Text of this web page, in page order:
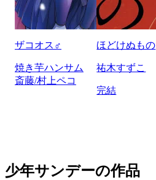
ザコオス♂
焼き芋ハンサム
斎藤/村上ペコ
ほどけぬもの
祐木すずこ
完結
少年サンデーの作品